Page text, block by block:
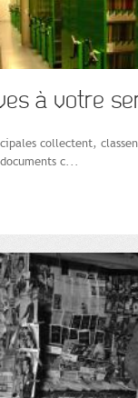
à votre
collectent,
c...